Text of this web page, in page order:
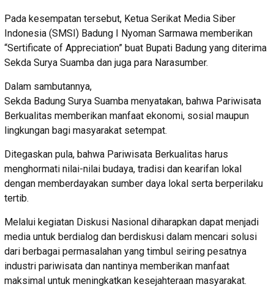
Pada kesempatan tersebut, Ketua Serikat Media Siber
Indonesia (SMSI) Badung I Nyoman Sarmawa memberikan
“Sertificate of Appreciation” buat Bupati Badung yang diterima
Sekda Surya Suamba dan juga para Narasumber.
Dalam sambutannya,
Sekda Badung Surya Suamba menyatakan, bahwa Pariwisata
Berkualitas memberikan manfaat ekonomi, sosial maupun
lingkungan bagi masyarakat setempat.
Ditegaskan pula, bahwa Pariwisata Berkualitas harus
menghormati nilai-nilai budaya, tradisi dan kearifan lokal
dengan memberdayakan sumber daya lokal serta berperilaku
tertib.
Melalui kegiatan Diskusi Nasional diharapkan dapat menjadi
media untuk berdialog dan berdiskusi dalam mencari solusi
dari berbagai permasalahan yang timbul seiring pesatnya
industri pariwisata dan nantinya memberikan manfaat
maksimal untuk meningkatkan kesejahteraan masyarakat.